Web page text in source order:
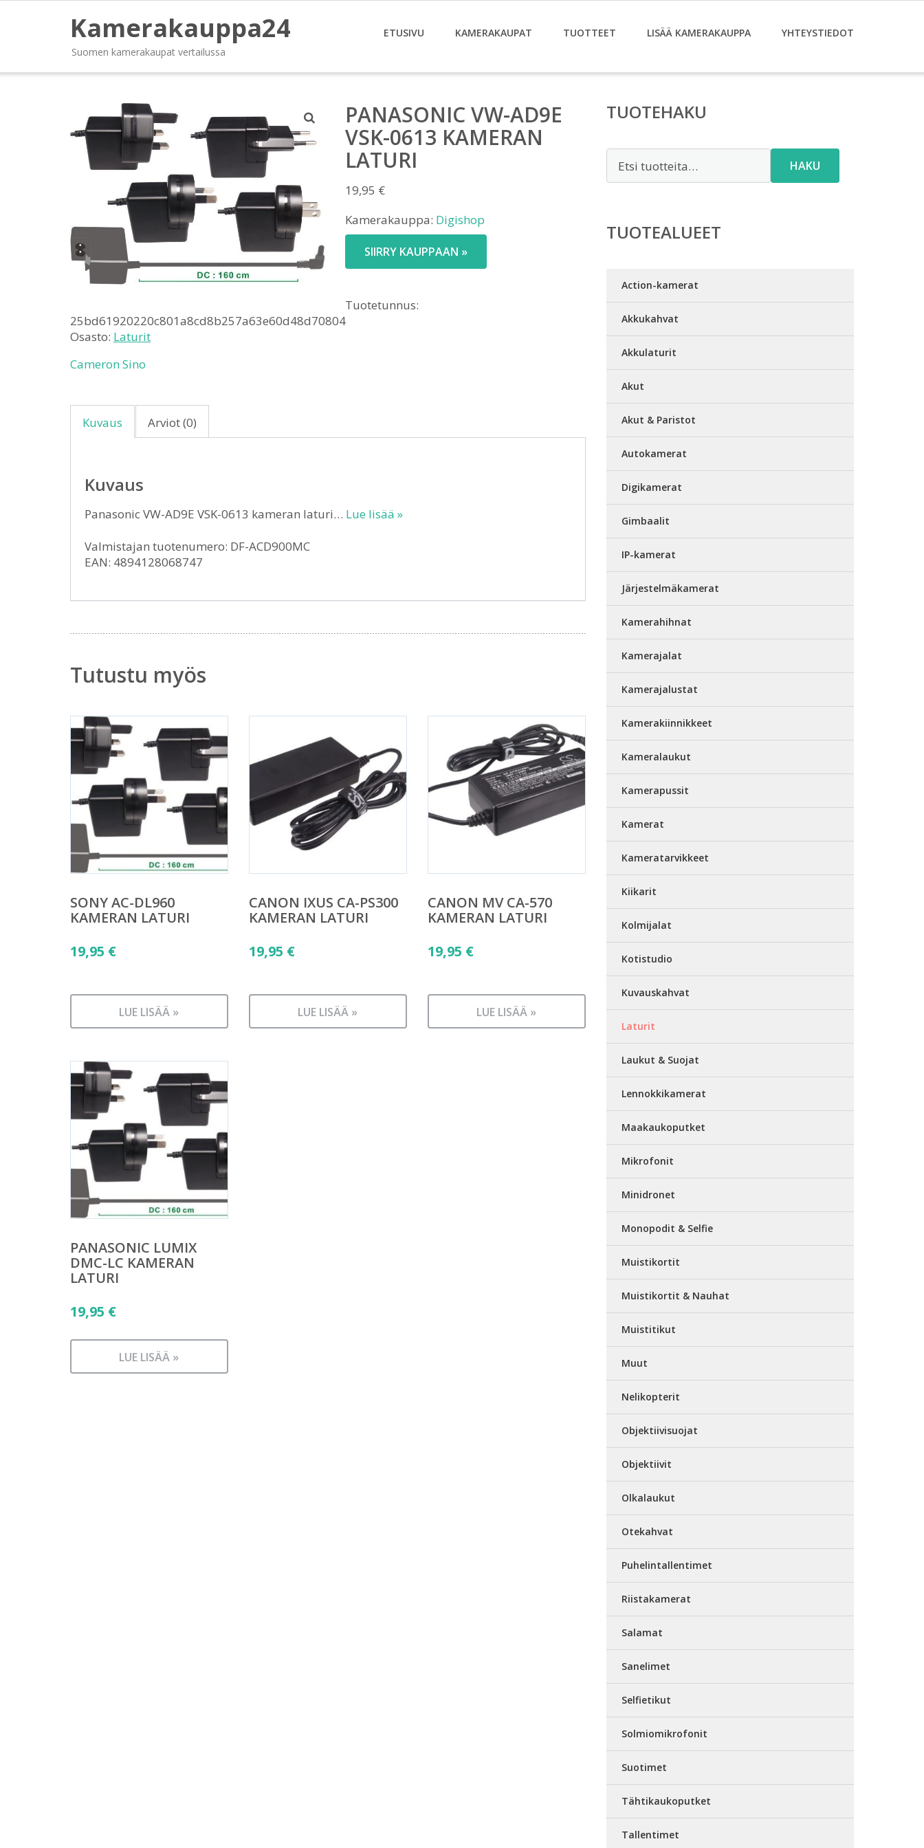
Kamerakauppa24
Suomen kamerakaupat vertailussa
ETUSIVU KAMERAKAUPAT TUOTTEET LISÄÄ KAMERAKAUPPA YHTEYSTIEDOT
PANASONIC VW-AD9E
VSK-0613 KAMERAN
LATURI
19,95 €
Kamerakauppa: Digishop
SIIRRY KAUPPAAN »
Tuotetunnus:
25bd61920220c801a8cd8b257a63e60d48d70804
Osasto: Laturit
Cameron Sino
Kuvaus Arviot (0)
Kuvaus
Panasonic VW-AD9E VSK-0613 kameran laturi… Lue lisää »
Valmistajan tuotenumero: DF-ACD900MC
EAN: 4894128068747
Tutustu myös
SONY AC-DL960
KAMERAN LATURI
19,95 €
LUE LISÄÄ »
CANON IXUS CA-PS300
KAMERAN LATURI
19,95 €
LUE LISÄÄ »
CANON MV CA-570
KAMERAN LATURI
19,95 €
LUE LISÄÄ »
PANASONIC LUMIX
DMC-LC KAMERAN
LATURI
19,95 €
LUE LISÄÄ »
TUOTEHAKU
HAKU
TUOTEALUEET
Action-kamerat
Akkukahvat
Akkulaturit
Akut
Akut & Paristot
Autokamerat
Digikamerat
Gimbaalit
IP-kamerat
Järjestelmäkamerat
Kamerahihnat
Kamerajalat
Kamerajalustat
Kamerakiinnikkeet
Kameralaukut
Kamerapussit
Kamerat
Kameratarvikkeet
Kiikarit
Kolmijalat
Kotistudio
Kuvauskahvat
Laturit
Laukut & Suojat
Lennokkikamerat
Maakaukoputket
Mikrofonit
Minidronet
Monopodit & Selfie
Muistikortit
Muistikortit & Nauhat
Muistitikut
Muut
Nelikopterit
Objektiivisuojat
Objektiivit
Olkalaukut
Otekahvat
Puhelintallentimet
Riistakamerat
Salamat
Sanelimet
Selfietikut
Solmiomikrofonit
Suotimet
Tähtikaukoputket
Tallentimet